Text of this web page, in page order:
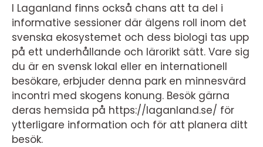
I Laganland finns också chans att ta del i
informative sessioner där älgens roll inom det
svenska ekosystemet och dess biologi tas upp
på ett underhållande och lärorikt sätt. Vare sig
du är en svensk lokal eller en internationell
besökare, erbjuder denna park en minnesvärd
incontri med skogens konung. Besök gärna
deras hemsida på https://laganland.se/ för
ytterligare information och för att planera ditt
besök.